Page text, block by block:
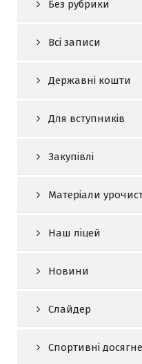
Без рубрики
Всі записи
Державні кошти
Для вступників
Закупівлі
Матеріали
Наш ліцей
Новини
Слайдер
Спортивні